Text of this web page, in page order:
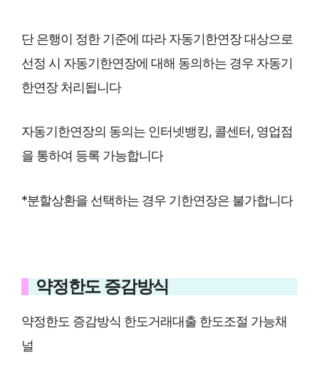
단 은행이 정한 기준에 따라 자동기한연장 대상으로
선정 시 자동기한연장에 대해 동의하는 경우 자동기
한연장 처리됩니다
자동기한연장의 동의는 인터넷뱅킹, 콜센터, 영업점
을 통하여 등록 가능합니다
*분할상환을 선택하는 경우 기한연장은 불가합니다
약정한도 증감방식
약정한도 증감방식 한도거래대출 한도조절 가능채
널